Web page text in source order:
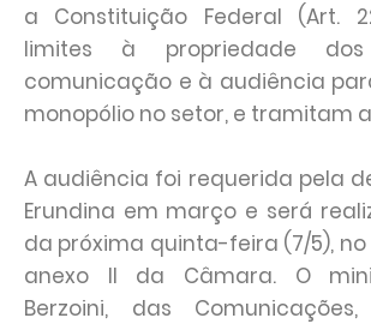
a Constituição Federal (Art.
limites à propriedade
comunicação e à audiência
monopólio no setor, e tramitam
A audiência foi requerida pela
Erundina em março e será
da próxima quinta-feira (7/5), no
anexo II da Câmara. O
Berzoini, das